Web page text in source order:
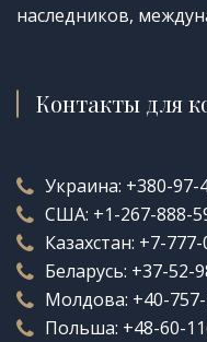
наследников,
Контакты для
Украина: +380-97-
США: +1-267-888-
Казахстан: +7-
Беларусь: +37-52-
Молдова: +40-
Польша: +48-60-